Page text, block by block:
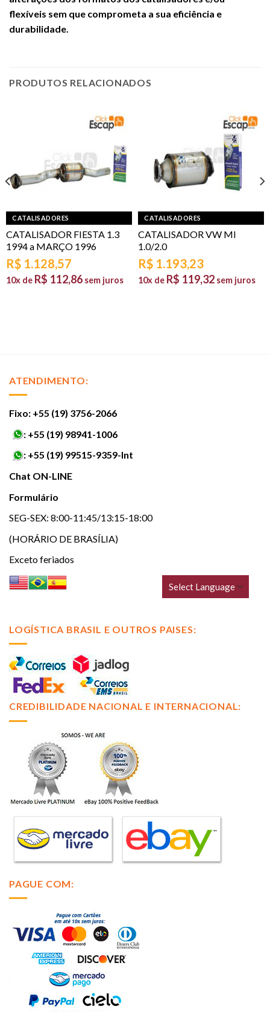
flexíveis sem que comprometa a sua eficiência e
durabilidade.
PRODUTOS RELACIONADOS
CATALISADORES
CATALISADOR FIESTA 1.3
1994 a MARÇO 1996
R$ 1.128,57
10x de R$ 112,86 sem juros
CATALISADORES
CATALISADOR VW MI
1.0/2.0
R$ 1.193,23
10x de R$ 119,32 sem juros
ATENDIMENTO:
Fixo: +55 (19) 3756-2066
: +55 (19) 98941-1006
: +55 (19) 99515-9359-Int
Chat ON-LINE
Formulário
SEG-SEX: 8:00-11:45/13:15-18:00
(HORÁRIO DE BRASÍLIA)
Exceto feriados
LOGÍSTICA BRASIL E OUTROS PAISES:
CREDIBILIDADE NACIONAL E INTERNACIONAL:
PAGUE COM: